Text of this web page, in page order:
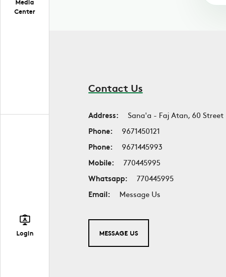
Center
Login
Contact Us
Address:
Sana'a - Faj Atan, 60 Street
Phone:
9671450121
Phone:
9671445993
Mobile:
770445995
Whatsapp:
770445995
Email:
Message Us
MESSAGE US